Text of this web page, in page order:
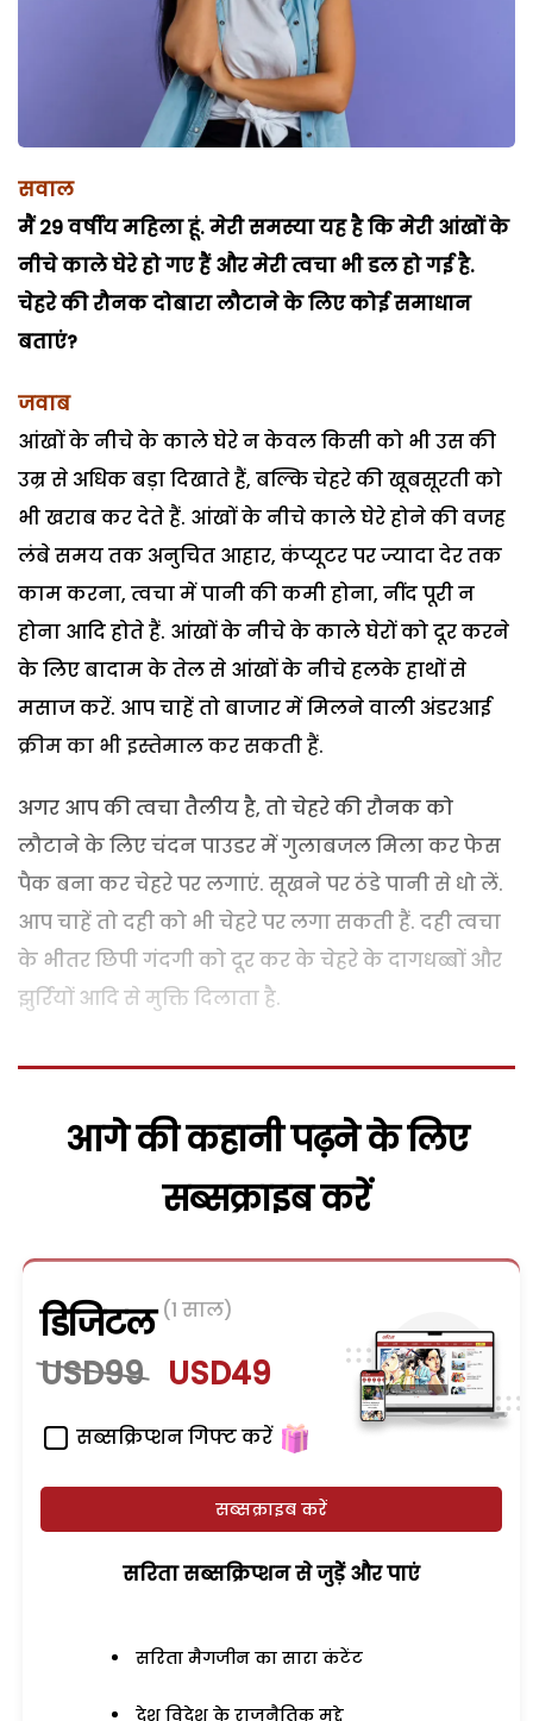
सवाल
मैं 29 वर्षीय महिला हूं. मेरी समस्या यह है कि मेरी आंखों के
नीचे काले घेरे हो गए हैं और मेरी त्वचा भी डल हो गई है.
चेहरे की रौनक दोबारा लौटाने के लिए कोई समाधान
बताएं?
जवाब
आंखों के नीचे के काले घेरे न केवल किसी को भी उस की
उम्र से अधिक बड़ा दिखाते हैं, बल्कि चेहरे की खूबसूरती को
भी खराब कर देते हैं. आंखों के नीचे काले घेरे होने की वजह
लंबे समय तक अनुचित आहार, कंप्यूटर पर ज्यादा देर तक
काम करना, त्वचा में पानी की कमी होना, नींद पूरी न
होना आदि होते हैं. आंखों के नीचे के काले घेरों को दूर करने
के लिए बादाम के तेल से आंखों के नीचे हलके हाथों से
मसाज करें. आप चाहें तो बाजार में मिलने वाली अंडरआई
क्रीम का भी इस्तेमाल कर सकती हैं.
अगर आप की त्वचा तैलीय है, तो चेहरे की रौनक को
लौटाने के लिए चंदन पाउडर में गुलाबजल मिला कर फेस
पैक बना कर चेहरे पर लगाएं. सूखने पर ठंडे पानी से धो लें.
आप चाहें तो दही को भी चेहरे पर लगा सकती हैं. दही त्वचा
के भीतर छिपी गंदगी को दूर कर के चेहरे के दागधब्बों और
झुर्रियों आदि से मुक्ति दिलाता है.
आगे की कहानी पढ़ने के लिए
सब्सक्राइब करें
डिजिटल (1 साल)
USD99 USD49
सब्सक्रिप्शन गिफ्ट करें
सब्सक्राइब करें
सरिता सब्सक्रिप्शन से जुड़ेें और पाएं
सरिता मैगजीन का सारा कंटेंट
देश विदेश के राजनैतिक मुद्दे